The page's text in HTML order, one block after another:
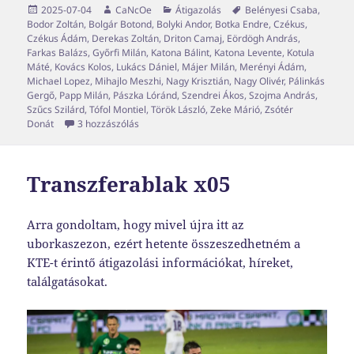
Közzétéve
2025-07-04 Szerző
CaNcOe Kategória
Átigazolás Címke
Belényesi Csaba,
Bodor Zoltán, Bolgár Botond, Bolyki Andor, Botka Endre,Czékus,
Czékus Ádám, Derekas Zoltán, Driton Camaj, Eördögh András,
Farkas Balázs,Győrfi Milán, Katona Bálint, Katona Levente, Kotula
Máté, Kovács Kolos, Lukács Dániel, Májer Milán, Merényi Ádám,
Michael Lopez, Mihajlo Meszhi, Nagy Krisztián, Nagy Olivér, Pálinkás
Gergő, Papp Milán, Pászka Lóránd,Szendrei Ákos,Szojma András,
Szűcs Szilárd,Tófol Montiel,Török László,Zeke Márió,Zsótér
Donát
3 hozzászólás
Transzferablak x05
Arra gondoltam, hogy mivel újra itt az
uborkaszezon, ezért hetente összeszedhetném a
KTE-t érintő átigazolási információkat, híreket,
találgatásokat.